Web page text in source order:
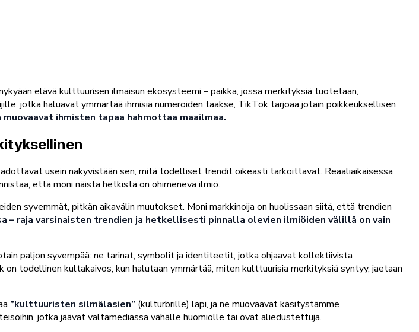
elävä kulttuurisen ilmaisun ekosysteemi – paikka, jossa merkityksiä tuotetaan,
jotka haluavat ymmärtää ihmisiä numeroiden taakse, TikTok tarjoaa jotain poikkeuksellisen
ihmisten tapaa hahmottaa maailmaa.
usein näkyvistään sen, mitä todelliset trendit oikeasti tarkoittavat. Reaaliaikaisessa
että moni näistä hetkistä on ohimenevä ilmiö.
syvemmät, pitkän aikavälin muutokset. Moni markkinoija on huolissaan siitä, että trendien
– raja varsinaisten trendien ja hetkellisesti pinnalla olevien ilmiöiden välillä on vain
paljon syvempää: ne tarinat, symbolit ja identiteetit, jotka ohjaavat kollektiivista
todellinen kultakaivos, kun halutaan ymmärtää, miten kulttuurisia merkityksiä syntyy, jaetaan
”kulttuuristen silmälasien” (kulturbrille) läpi, ja ne muovaavat käsitystämme
jotka jäävät valtamediassa vähälle huomiolle tai ovat aliedustettuja.